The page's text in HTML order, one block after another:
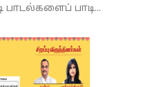
பாடி...